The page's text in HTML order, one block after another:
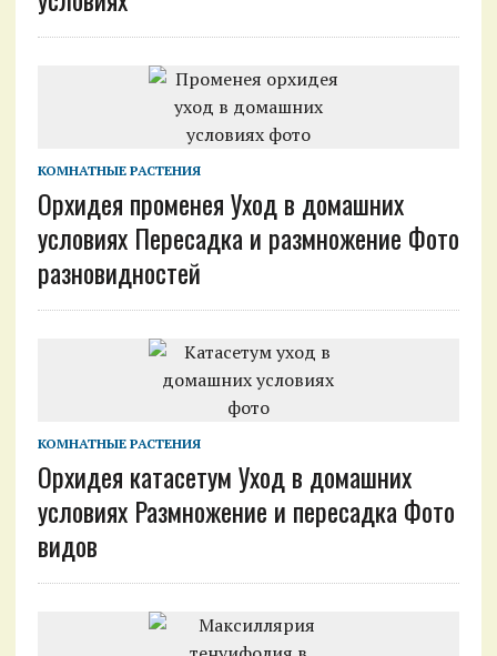
КОМНАТНЫЕ РАСТЕНИЯ
Орхидея променея Уход в домашних
условиях Пересадка и размножение Фото
разновидностей
КОМНАТНЫЕ РАСТЕНИЯ
Орхидея катасетум Уход в домашних
условиях Размножение и пересадка Фото
видов